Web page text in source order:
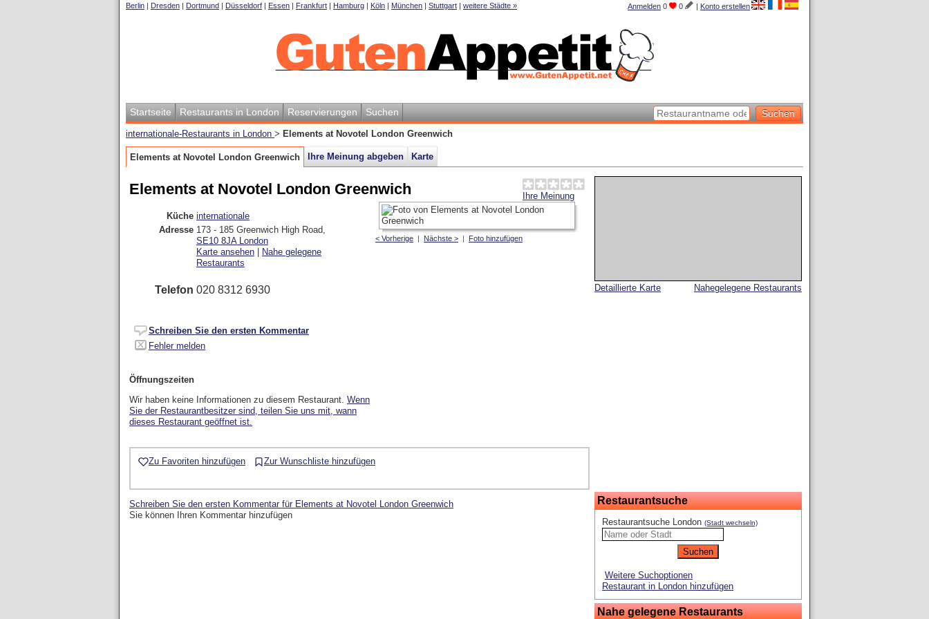
Anmelden 0 0 | Konto erstellen
Berlin | Dresden | Dortmund | Düsseldorf | Essen | Frankfurt | Hamburg | Köln | München | Stuttgart | weitere Städte »
Startseite Restaurants in London Reservierungen Suchen
internationale-Restaurants in London > Elements at Novotel London Greenwich
Elements at Novotel London Greenwich Ihre Meinung abgeben Karte
Nahegelegene Restaurants
Detaillierte Karte
Restaurantsuche
Restaurantsuche London (Stadt wechseln)
Weitere Suchoptionen
Restaurant in London hinzufügen
Nahe gelegene Restaurants
Ihre Meinung
Elements at Novotel London Greenwich
< Vorherige | Nächste > | Foto hinzufügen
Küche internationale
Adresse 173 - 185 Greenwich High Road,
SE10 8JA London
Karte ansehen
Nahe gelegene
Restaurants
Telefon 020 8312 6930
Schreiben Sie den ersten Kommentar
Fehler melden
Öffnungszeiten
Wir haben keine Informationen zu diesem Restaurant. Wenn
Sie der Restaurantbesitzer sind, teilen Sie uns mit, wann
dieses Restaurant geöffnet ist.
Zu Favoriten hinzufügen Zur Wunschliste hinzufügen
Schreiben Sie den ersten Kommentar für Elements at Novotel London Greenwich
Sie können Ihren Kommentar hinzufügen